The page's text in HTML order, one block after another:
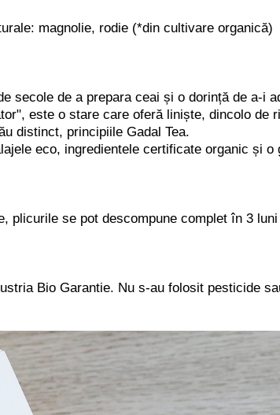
magnolie, rodie (*din cultivare organică)
secole de a prepara ceai și o dorință de a-i
este o stare care oferă liniște, dincolo de
distinct, principiile Gadal Tea.
eco, ingredientele certificate organic și
plicurile se pot descompune complet în 3
Bio Garantie. Nu s-au folosit pesticide